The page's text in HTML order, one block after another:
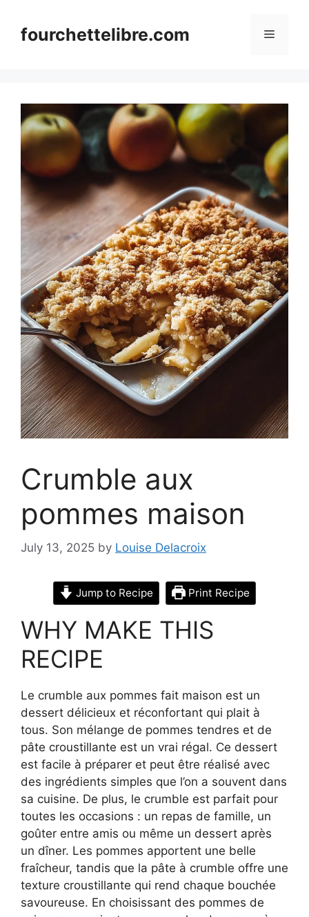
contentfourchettelibre.com Menu
Crumble aux
pommes maison
July 13, 2025 by Louise Delacroix
Jump to Recipe Print Recipe
WHY MAKE THIS
RECIPE
Le crumble aux pommes fait maison est un
dessert délicieux et réconfortant qui plait à
tous. Son mélange de pommes tendres et de
pâte croustillante est un vrai régal. Ce dessert
est facile à préparer et peut être réalisé avec
des ingrédients simples que l’on a souvent dans
sa cuisine. De plus, le crumble est parfait pour
toutes les occasions : un repas de famille, un
goûter entre amis ou même un dessert après
un dîner. Les pommes apportent une belle
fraîcheur, tandis que la pâte à crumble offre une
texture croustillante qui rend chaque bouchée
savoureuse. En choisissant des pommes de